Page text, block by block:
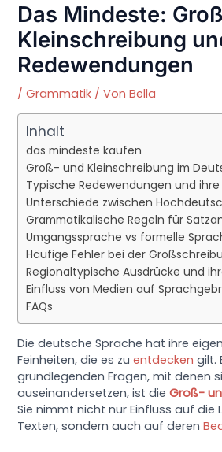
Das Mindeste:
Kleinschreibung
Redewendungen
/Grammatik / VonBella
Inhalt
das mindeste kaufen
Groß- und Kleinschreibung im
Typische Redewendungen und
Unterschiede zwischen
Grammatikalische Regeln für
Umgangssprache vs formelle
Häufige Fehler bei der
Regionaltypische Ausdrücke und
Einfluss von Medien auf
FAQs
Die deutsche Sprache hat ihre
Feinheiten, die es zuentdecken gilt.
grundlegenden Fragen, mit denen
auseinandersetzen, ist dieGroß-
Sie nimmt nicht nur Einfluss auf die
Texten, sondern auch auf deren